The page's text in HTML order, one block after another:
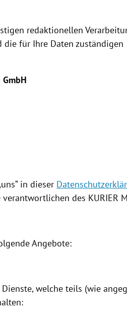
redaktionellen
für Ihre Daten zuständigen
in dieser
des KURIER
Angebote:
welche teils (wie